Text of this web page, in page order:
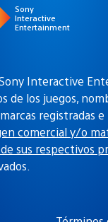
Sony
Interactive
Entertainment
Interactive
de los juegos,
registradas e
comercial y/o
sus respectivos